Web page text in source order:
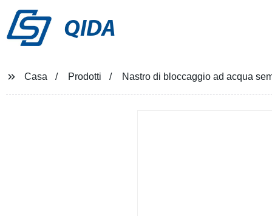
QIDA
Casa Prodotti Nastro di bloccaggio ad acqua